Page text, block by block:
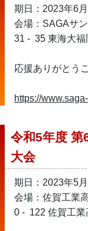
期日：2023年6
会場：SAGAサ
31 -  35 東海大福
応援ありがとう
https://
令和5年度 第
大会
期日：2023年5
会場：佐賀工業
0 -  122 佐賀工業